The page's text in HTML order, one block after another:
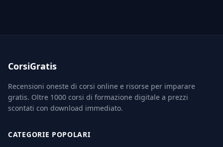
CorsiGratis
Recensioni oneste di corsi online e risorse per imparare
gratis. Oltre 1000 corsi di formazione digitale a prezzi
scontati con download immediato.
CATEGORIE POPOLARI